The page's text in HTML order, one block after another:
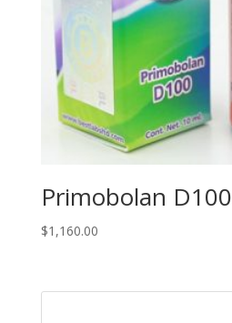
Primobolan D100
$1,160.00